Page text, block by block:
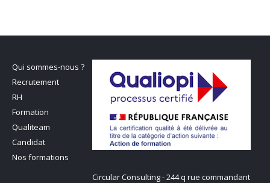
Qui sommes-nous ?
Recrutement
RH
Formation
Qualiteam
Candidat
Nos formations
Circular Consulting - 244 q rue commandant